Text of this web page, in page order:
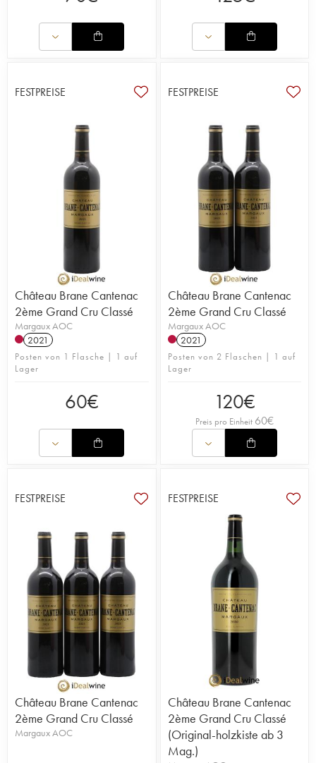
FESTPREISE
Château Brane Cantenac
2ème Grand Cru Classé
Margaux AOC
2021
Posten von 1 Flasche | 1 auf
Lager
60€
FESTPREISE
Château Brane Cantenac
2ème Grand Cru Classé
Margaux AOC
2021
Posten von 2 Flaschen | 1 auf
Lager
120€
Preis pro Einheit 60€
FESTPREISE
Château Brane Cantenac
2ème Grand Cru Classé
Margaux AOC
FESTPREISE
Château Brane Cantenac
2ème Grand Cru Classé
(Original-holzkiste ab 3
Mag.)